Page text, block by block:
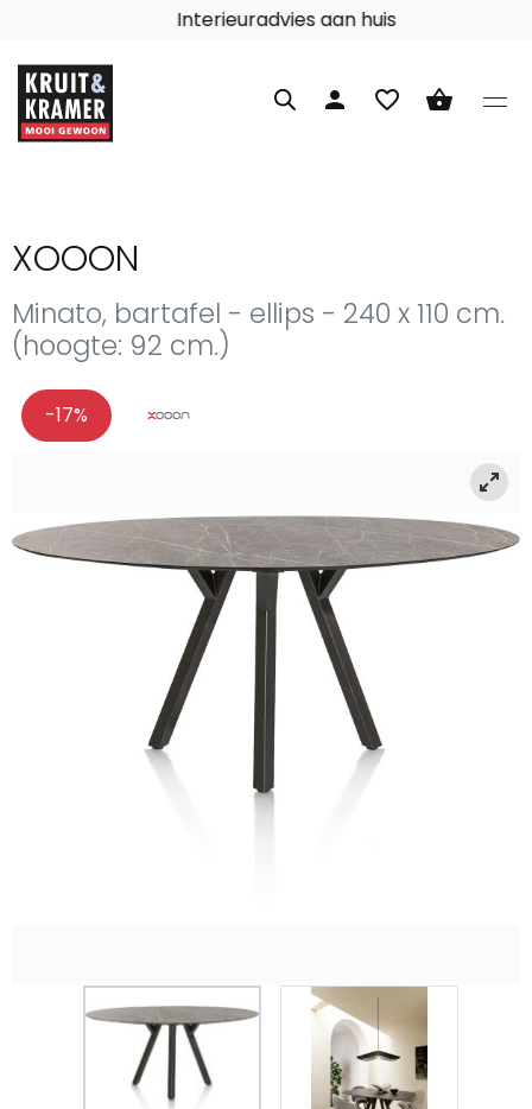
Interieuradvies aan huis
person favorite_border shopping_basket
XOOON
Minato, bartafel - ellips - 240 x 110 cm.
(hoogte: 92 cm.)
-17%